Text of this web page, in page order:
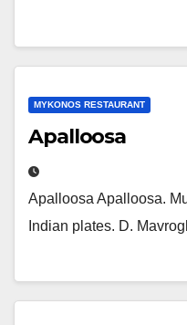
MYKONOS RESTAURANT
Apalloosa
Apalloosa Apalloosa.
Indian plates. D.